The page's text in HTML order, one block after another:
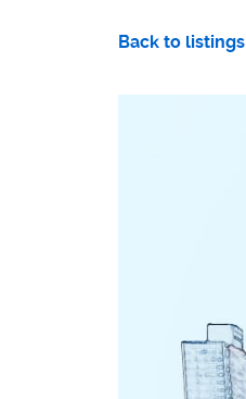
Back to listings